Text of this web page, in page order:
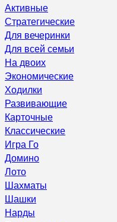
Активные
Стратегические
Для вечеринки
Для всей семьи
На двоих
Экономические
Ходилки
Развивающие
Карточные
Классические
Игра Го
Домино
Лото
Шахматы
Шашки
Нарды